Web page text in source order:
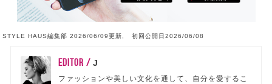
STYLE HAUS編集部 2026/06/09更新, 初回公開日2026/06/08
EDITOR /J
ファッションや美しい文化を通して、自分を愛するこ